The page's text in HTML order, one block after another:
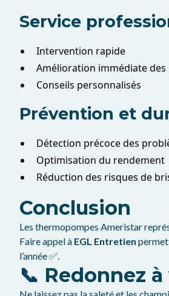
Service
Intervention rapide
Amélioration immédiate
Conseils personnalisés
Prévention et
Détection précoce des
Optimisation du rendement
Réduction des risques de
Conclusion
Les thermopompes Ameristar
Faire appel à EGL Entretien
l’année ✅.
📞 Redonnez